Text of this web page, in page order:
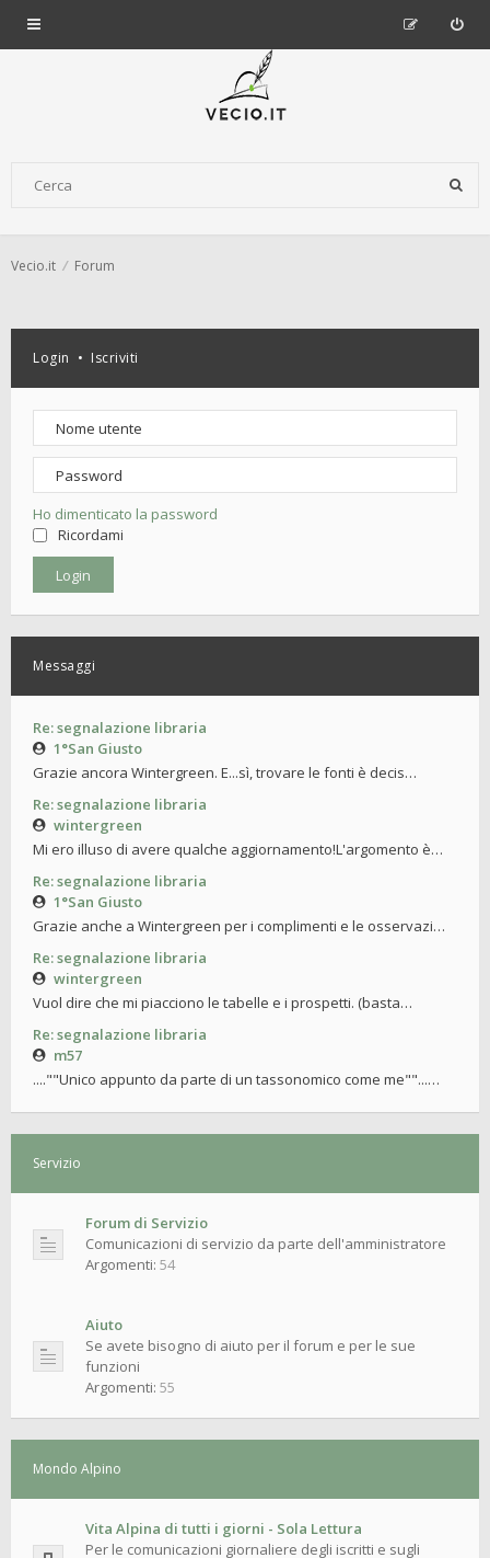
Vecio.it Forum
Login • Iscriviti
Ho dimenticato la password
Ricordami
Messaggi
Re: segnalazione libraria
1°San Giusto
Grazie ancora Wintergreen. E...sì, trovare le fonti è decis…
Re: segnalazione libraria
wintergreen
Mi ero illuso di avere qualche aggiornamento!L'argomento è…
Re: segnalazione libraria
1°San Giusto
Grazie anche a Wintergreen per i complimenti e le osservazi…
Re: segnalazione libraria
wintergreen
Vuol dire che mi piacciono le tabelle e i prospetti. (basta…
Re: segnalazione libraria
m57
....""Unico appunto da parte di un tassonomico come me""...…
Servizio
Forum di Servizio
Comunicazioni di servizio da parte dell'amministratore
Argomenti: 54
Aiuto
Se avete bisogno di aiuto per il forum e per le sue
funzioni
Argomenti: 55
Mondo Alpino
Vita Alpina di tutti i giorni - Sola Lettura
Per le comunicazioni giornaliere degli iscritti e sugli